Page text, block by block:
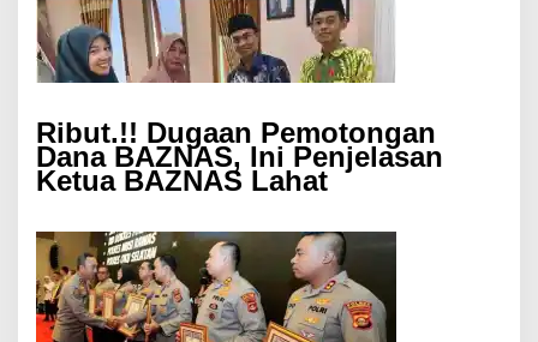
Ribut.!! Dugaan Pemotongan
Dana BAZNAS, Ini Penjelasan
Ketua BAZNAS Lahat